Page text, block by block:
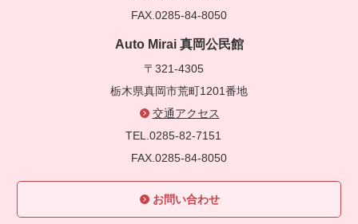
FAX.0285-84-8050
Auto Mirai 真岡公民館
〒321-4305
栃木県真岡市荒町1201番地
交通アクセス
TEL.0285-82-7151
FAX.0285-84-8050
お問い合わせ